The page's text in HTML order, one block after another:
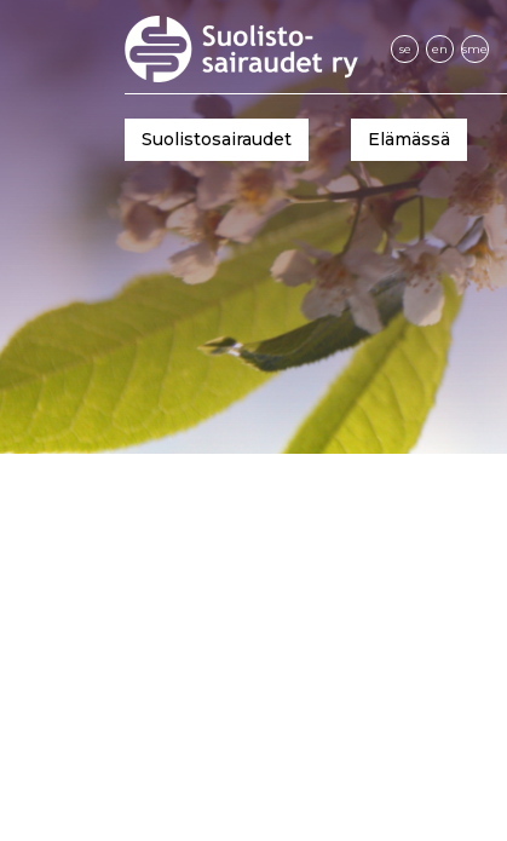
se en sme
Suolistosairaudet Elämässä